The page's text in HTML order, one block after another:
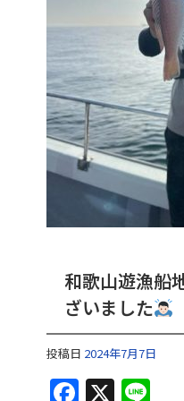
和歌山遊漁船
ざいました
投稿日 2024年7月7日